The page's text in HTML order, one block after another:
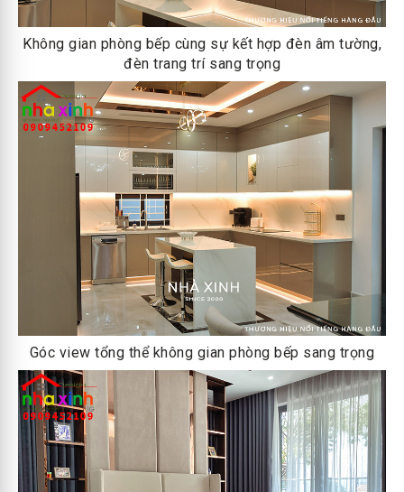
Không gian phòng bếp cùng sự kết hợp đèn âm tường,
đèn trang trí sang trọng
Góc view tổng thể không gian phòng bếp sang trọng